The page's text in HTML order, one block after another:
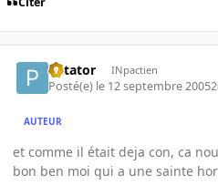
Patator INpactien
Posté(e) le 12 septembre 2005
AUTEUR
et comme il était deja con, ca
bon ben moi qui a une sainte